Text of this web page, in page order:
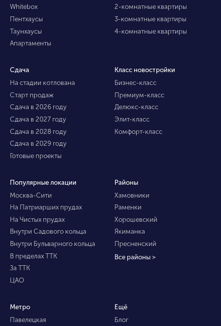
Whitebox
Пентхаусы
Таунхаусы
Апартаменты
2-комнатные квартиры
3-комнатные квартиры
4-комнатные квартиры
Сдача
На стадии котлована
Старт продаж
Сдача в 2026 году
Сдача в 2027 году
Сдача в 2028 году
Сдача в 2029 году
Готовые проекты
Класс новостройки
Бизнес-класс
Премиум-класс
Делюкс-класс
Элит-класс
Комфорт-класс
Популярные локации
Москва-Сити
На Патриарших прудах
На Чистых прудах
Внутри Садового кольца
Внутри Бульварного кольца
В пределах ТТК
За ТТК
ЦАО
Районы
Хамовники
Раменки
Хорошевский
Якиманка
Пресненский
Все районы >
Метро
Павелецкая
Ещё
Блог